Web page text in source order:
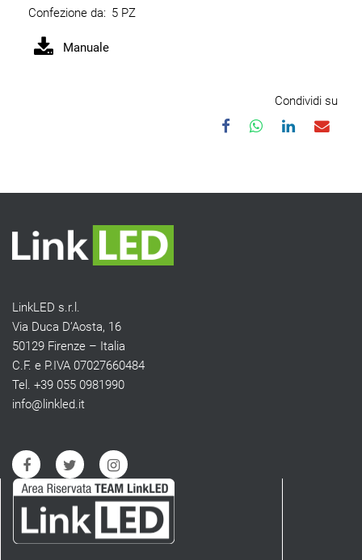
Confezione da: 5 PZ
Manuale
Condividi su
LinkLED s.r.l.
Via Duca D’Aosta, 16
50129 Firenze – Italia
C.F. e P.IVA 07027660484
Tel. +39 055 0981990
info@linkled.it